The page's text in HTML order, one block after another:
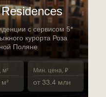
от 33.4 млн
Мин. цена, ₽
с сервисом 5*
курорта Роза
Поляне